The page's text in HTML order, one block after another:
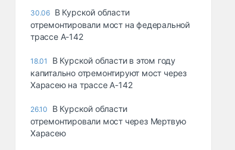
30.06 В Курской области
отремонтировали мост на федеральной
трассе А-142
18.01
В Курской области в этом году
капитально отремонтируют мост через
Харасею на трассе А-142
26.10
В Курской области
отремонтировали мост через Мертвую
Харасею